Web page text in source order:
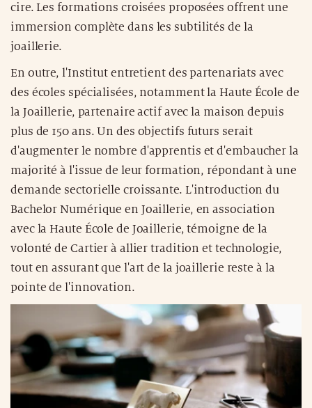
cire. Les formations croisées proposées offrent une
immersion complète dans les subtilités de la
joaillerie.
En outre, l'Institut entretient des partenariats avec
des écoles spécialisées, notamment la Haute École de
la Joaillerie, partenaire actif avec la maison depuis
plus de 150 ans. Un des objectifs futurs serait
d'augmenter le nombre d'apprentis et d'embaucher la
majorité à l'issue de leur formation, répondant à une
demande sectorielle croissante. L'introduction du
Bachelor Numérique en Joaillerie, en association
avec la Haute École de Joaillerie, témoigne de la
volonté de Cartier à allier tradition et technologie,
tout en assurant que l'art de la joaillerie reste à la
pointe de l'innovation.